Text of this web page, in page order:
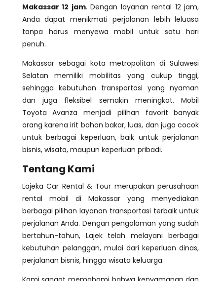
Makassar 12 jam. Dengan layanan rental 12 jam,
Anda dapat menikmati perjalanan lebih leluasa
tanpa harus menyewa mobil untuk satu hari
penuh.
Makassar sebagai kota metropolitan di Sulawesi
Selatan memiliki mobilitas yang cukup tinggi,
sehingga kebutuhan transportasi yang nyaman
dan juga fleksibel semakin meningkat. Mobil
Toyota Avanza menjadi pilihan favorit banyak
orang karena irit bahan bakar, luas, dan juga cocok
untuk berbagai keperluan, baik untuk perjalanan
bisnis, wisata, maupun keperluan pribadi.
Tentang Kami
Lajeka Car Rental & Tour merupakan perusahaan
rental mobil di Makassar yang menyediakan
berbagai pilihan layanan transportasi terbaik untuk
perjalanan Anda. Dengan pengalaman yang sudah
bertahun-tahun, Lajek telah melayani berbagai
kebutuhan pelanggan, mulai dari keperluan dinas,
perjalanan bisnis, hingga wisata keluarga.